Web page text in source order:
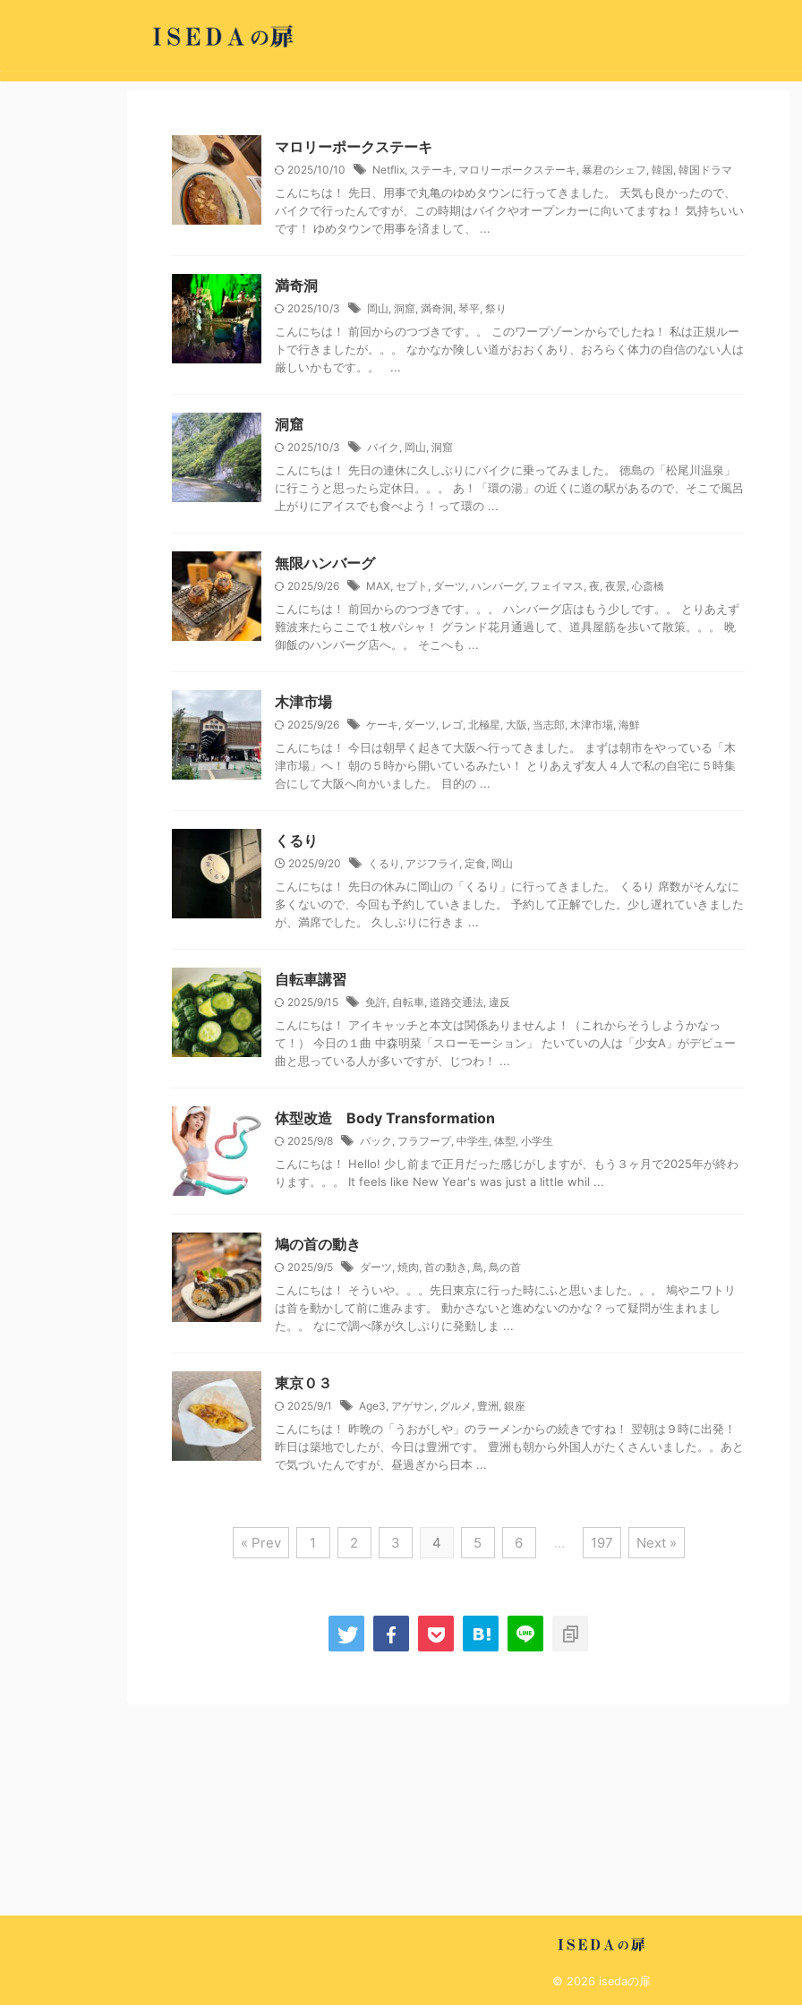
マロリーポークステーキ
2025/10/10 Netflix, ステーキ, マロリーポークステーキ, 暴君のシェフ, 韓国, 韓国ドラマ
こんにちは！ 先日、用事で丸亀のゆめタウンに行ってきました。 天気も良かったので、
バイクで行ったんですが、この時期はバイクやオープンカーに向いてますね！ 気持ちいい
です！ ゆめタウンで用事を済まして、 ...
満奇洞
2025/10/3 岡山, 洞窟, 満奇洞, 琴平, 祭り
こんにちは！ 前回からのつづきです。。 このワープゾーンからでしたね！ 私は正規ルー
トで行きましたが。。。 なかなか険しい道がおおくあり、おろらく体力の自信のない人は
厳しいかもです。。 ...
洞窟
2025/10/3 バイク , 岡山, 洞窟
こんにちは！ 先日の連休に久しぶりにバイクに乗ってみました。 徳島の「松尾川温泉」
に行こうと思ったら定休日。。。 あ！「環の湯」の近くに道の駅があるので、そこで風呂
上がりにアイスでも食べよう！って環の ...
無限ハンバーグ
2025/9/26 MAX, セプト , ダーツ, ハンバーグ, フェイマス, 夜, 夜景, 心斎橋
こんにちは！ 前回からのつづきです。。。 ハンバーグ店はもう少しです。。 とりあえず
難波来たらここで１枚パシャ！ グランド花月通過して、道具屋筋を歩いて散策。。。 晩
御飯のハンバーグ店へ。。 そこへも ...
木津市場
2025/9/26 ケーキ, ダーツ, レゴ, 北極星, 大阪, 当志郎, 木津市場, 海鮮
こんにちは！ 今日は朝早く起きて大阪へ行ってきました。 まずは朝市をやっている「木
津市場」へ！ 朝の５時から開いているみたい！ とりあえず友人４人で私の自宅に５時集
合にして大阪へ向かいました。 目的の ...
くるり
2025/9/20 くるり , アジフライ , 定食, 岡山
こんにちは！ 先日の休みに岡山の「くるり」に行ってきました。 くるり 席数がそんなに
多くないので、今回も予約していきました。 予約して正解でした。少し遅れていきました
が、満席でした。 久しぶりに行きま ...
自転車講習
2025/9/15 免許, 自転車, 道路交通法, 違反
こんにちは！ アイキャッチと本文は関係ありませんよ！（これからそうしようかなっ
て！） 今日の１曲 中森明菜「スローモーション」 たいていの人は「少女A」がデビュー
曲と思っている人が多いですが、じつわ！ ...
体型改造 Body Transformation
2025/9/8 バック , フラフープ, 中学生, 体型, 小学生
こんにちは！ Hello! 少し前まで正月だった感じがしますが、もう３ヶ月で2025年が終わ
ります。。。 It feels like New Year's was just a little whil ...
鳩の首の動き
2025/9/5 ダーツ, 焼肉, 首の動き , 鳥, 鳥の首
こんにちは！ そういや。。。先日東京に行った時にふと思いました。。。 鳩やニワトリ
は首を動かして前に進みます。 動かさないと進めないのかな？って疑問が生まれまし
た。。 なにで調べ隊が久しぶりに発動しま ...
東京０３
2025/9/1 Age3, アゲサン, グルメ , 豊洲 , 銀座
こんにちは！ 昨晩の「うおがしや」のラーメンからの続きですね！ 翌朝は９時に出発！
昨日は築地でしたが、今日は豊洲です。 豊洲も朝から外国人がたくさんいました。。あと
で気づいたんですが、昼過ぎから日本 ...
« Prev 1 2 3 4 5 6 … 197 Next »
© 2026 isedaの扉